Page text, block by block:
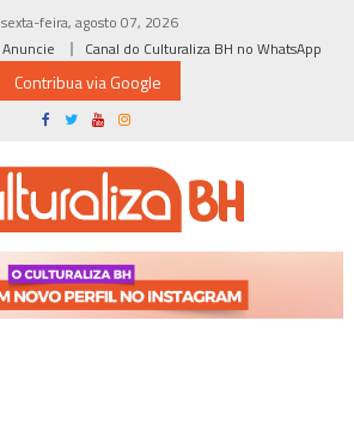
sexta-feira, agosto 07, 2026
Anuncie Canal do Culturaliza BH no WhatsApp
Contribua via Google